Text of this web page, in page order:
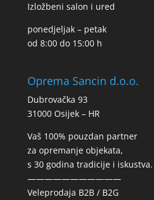
Izložbeni salon i ured
ponedjeljak – petak
od 8:00 do 15:00 h
Oprema Sancin d.o.o.
Dubrovačka 93
31000 Osijek – HR
Vaš 100% pouzdan partner
za opremanje objekata,
s 30 godina tradicije i iskustva.
———————————
Veleprodaja B2B / B2G